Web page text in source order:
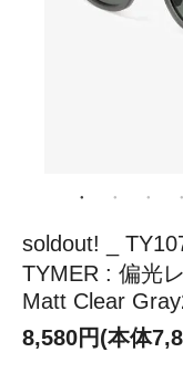
soldout! _
TYMER : 偏光
Matt Clear
8,580円(本体